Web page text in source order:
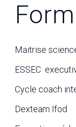
Maitrise
ESSEC
Cycle coach
Dexteam Ifod